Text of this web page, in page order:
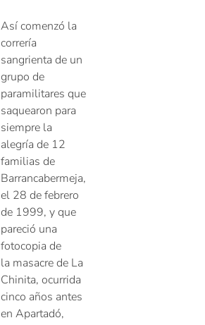
Así comenzó la
correría
sangrienta de un
grupo de
paramilitares que
saquearon para
siempre la
alegría de 12
familias de
Barrancabermeja,
el 28 de febrero
de 1999, y que
pareció una
fotocopia de
la masacre de La
Chinita, ocurrida
cinco años antes
en Apartadó,